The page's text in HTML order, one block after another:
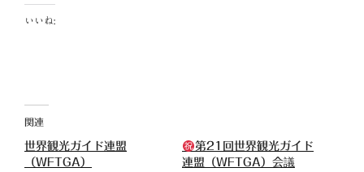
いいね:
関連
世界観光ガイド連盟
（WFTGA）
第21回世界観光ガイド
連盟（WFTGA）会議